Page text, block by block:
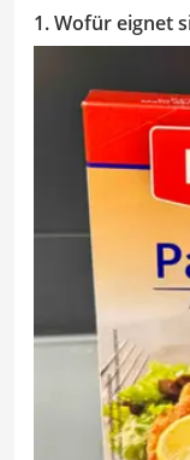
1. Wofür eignet